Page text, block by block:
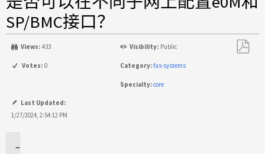
SP/BMC接口？
Views: 433 Visibility: Public
Votes: 0 Category:fas-systems
Specialty:core
Last Updated:
1/27/2024, 2:54:12 PM